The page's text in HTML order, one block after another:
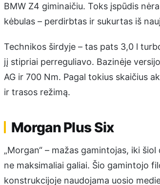
BMW Z4 giminaičiu. Toks įspūdis
kėbulas – perdirbtas ir sukurtas iš
Technikos širdyje – tas pats 3,0 l
jį stipriai perreguliavo. Bazinėje
AG ir 700 Nm. Pagal tokius skaičius
ir trasos režimą.
Morgan Plus Six
„Morgan“ – mažas gamintojas, iki
ne maksimaliai galiai. Šio gamintojo
konstrukcijoje naudojama uosio